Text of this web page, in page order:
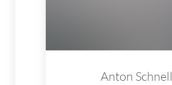
Anton Schnell